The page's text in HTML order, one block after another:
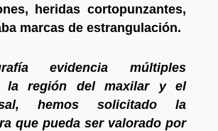
heridas cortopunzantes,
marcas de estrangulación.
evidencia múltiples
la región del maxilar y el
hemos solicitado la
que pueda ser valorado por